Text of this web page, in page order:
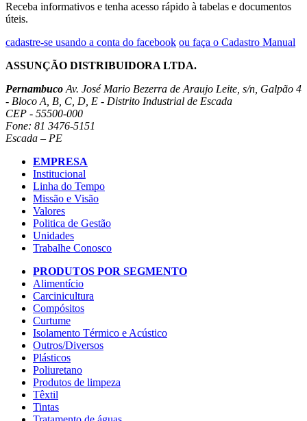
Receba informativos e tenha acesso rápido à tabelas e documentos
úteis.
cadastre-se usando a conta do facebook ou faça o Cadastro Manual
ASSUNÇÃO DISTRIBUIDORA LTDA.
Pernambuco Av. José Mario Bezerra de Araujo Leite, s/n, Galpão 4
- Bloco A, B, C, D, E - Distrito Industrial de Escada
CEP - 55500-000
Fone: 81 3476-5151
Escada – PE
EMPRESA
Institucional
Linha do Tempo
Missão e Visão
Valores
Politica de Gestão
Unidades
Trabalhe Conosco
PRODUTOS POR SEGMENTO
Alimentício
Carcinicultura
Compósitos
Curtume
Isolamento Térmico e Acústico
Outros/Diversos
Plásticos
Poliuretano
Produtos de limpeza
Têxtil
Tintas